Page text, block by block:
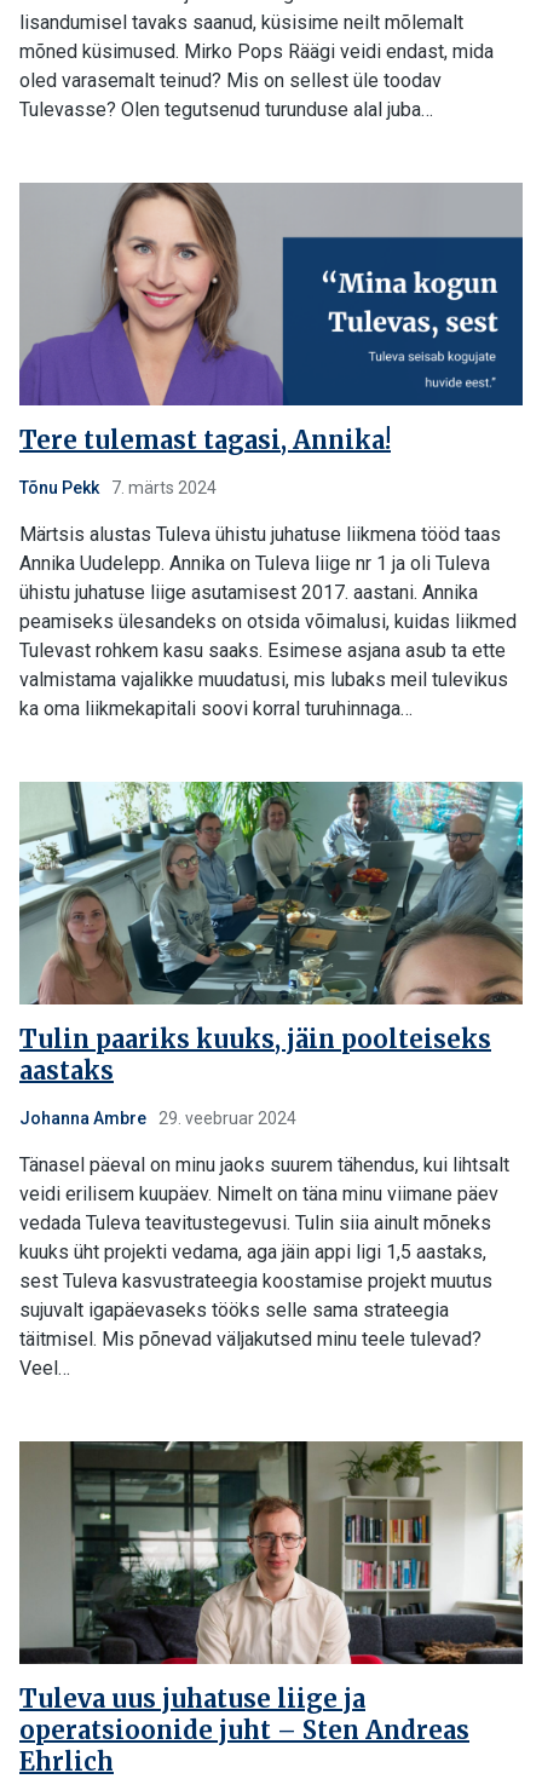
lisandumisel tavaks saanud, küsisime neilt mõlemalt
mõned küsimused. Mirko Pops Räägi veidi endast, mida
oled varasemalt teinud? Mis on sellest üle toodav
Tulevasse? Olen tegutsenud turunduse alal juba…
Tere tulemast tagasi, Annika!
Tõnu Pekk 7. märts 2024
Märtsis alustas Tuleva ühistu juhatuse liikmena tööd taas
Annika Uudelepp. Annika on Tuleva liige nr 1 ja oli Tuleva
ühistu juhatuse liige asutamisest 2017. aastani. Annika
peamiseks ülesandeks on otsida võimalusi, kuidas liikmed
Tulevast rohkem kasu saaks. Esimese asjana asub ta ette
valmistama vajalikke muudatusi, mis lubaks meil tulevikus
ka oma liikmekapitali soovi korral turuhinnaga…
Tulin paariks kuuks, jäin poolteiseks
aastaks
Johanna Ambre 29. veebruar 2024
Tänasel päeval on minu jaoks suurem tähendus, kui lihtsalt
veidi erilisem kuupäev. Nimelt on täna minu viimane päev
vedada Tuleva teavitustegevusi. Tulin siia ainult mõneks
kuuks üht projekti vedama, aga jäin appi ligi 1,5 aastaks,
sest Tuleva kasvustrateegia koostamise projekt muutus
sujuvalt igapäevaseks tööks selle sama strateegia
täitmisel. Mis põnevad väljakutsed minu teele tulevad?
Veel…
Tuleva uus juhatuse liige ja
operatsioonide juht – Sten Andreas
Ehrlich